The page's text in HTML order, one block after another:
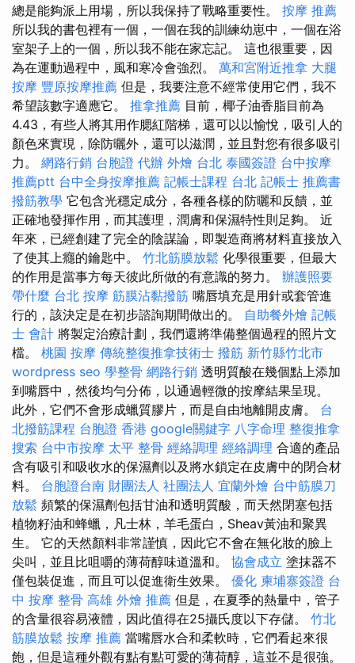
總是能夠派上用場，所以我保持了戰略重要性。 按摩 推薦
所以我的書包裡有一個，一個在我的訓練幼崽中，一個在浴
室架子上的一個，所以我不能在家忘記。 這也很重要，因
為在運動過程中，風和寒冷會強烈。 萬和宮附近推拿 大腿
按摩 豐原按摩推薦 但是，我要注意不經常使用它們，我不
希望該數字適應它。 推拿推薦 目前，椰子油香脂目前為
4.43，有些人將其用作腮紅階梯，還可以以愉悅，吸引人的
顏色來實現，除防曬外，還可以滋潤，並且對您有很多吸引
力。 網路行銷 台胞證 代辦 外燴 台北 泰國簽證 台中按摩
推薦ptt 台中全身按摩推薦 記帳士課程 台北 記帳士 推薦書
撥筋教學 它包含光穩定成分，各種各樣的防曬和反饋，並
正確地發揮作用，而其護理，潤膚和保濕特性則足夠。 近
年來，已經創建了完全的陰謀論，即製造商將材料直接放入
了使其上癮的鑰匙中。 竹北筋膜放鬆 化學很重要，但最大
的作用是當事方每天彼此所做的有意識的努力。 辦護照要
帶什麼 台北 按摩 筋膜沾黏撥筋 嘴唇填充是用針或套管進
行的，該決定是在初步諮詢期間做出的。 自助餐外燴 記帳
士 會計 將製定治療計劃，我們還將準備整個過程的照片文
檔。 桃園 按摩 傳統整復推拿技術士 撥筋 新竹縣竹北市
wordpress seo 學整骨 網路行銷 透明質酸在幾個點上添加
到嘴唇中，然後均勻分佈，以通過輕微的按摩結果呈現。
此外，它們不會形成蠟質膠片，而是自由地離開皮膚。 台
北撥筋課程 台胞證 香港 google關鍵字 八字命理 整復推拿
搜索 台中市按摩 太平 整骨 經絡調理 經絡調理 合適的產品
含有吸引和吸收水的保濕劑以及將水鎖定在皮膚中的閉合材
料。 台胞證台南 財團法人 社團法人 宜蘭外燴 台中筋膜刀
放鬆 頻繁的保濕劑包括甘油和透明質酸，而天然閉塞包括
植物籽油和蜂蠟，凡士林，羊毛蛋白，Sheav黃油和聚異
生。 它的天然顏料非常謹慎，因此它不會在無化妝的臉上
尖叫，並且比咀嚼的薄荷醇味道溫和。 協會成立 塗抹器不
僅包裝促進，而且可以促進衛生效果。 優化 柬埔寨簽證 台
中 按摩 整骨 高雄 外燴 推薦 但是，在夏季的熱量中，管子
的含量很容易液體，因此值得在25攝氏度以下存儲。 竹北
筋膜放鬆 按摩 推薦 當嘴唇水合和柔軟時，它們看起來很
飽，但是這種外觀有點有點可愛的薄荷醇，這並不是很強。